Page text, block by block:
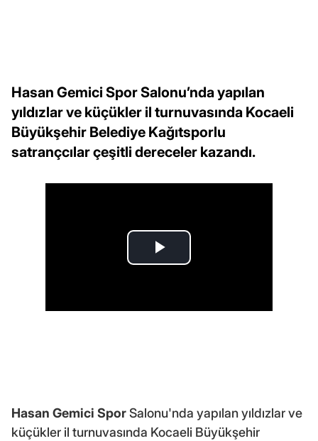
Hasan Gemici Spor Salonu’nda yapılan
yıldızlar ve küçükler il turnuvasında Kocaeli
Büyükşehir Belediye Kağıtsporlu
satrançcılar çeşitli dereceler kazandı.
Hasan Gemici SporSalonu'nda yapılan yıldızlar ve
küçükler il turnuvasında Kocaeli Büyükşehir